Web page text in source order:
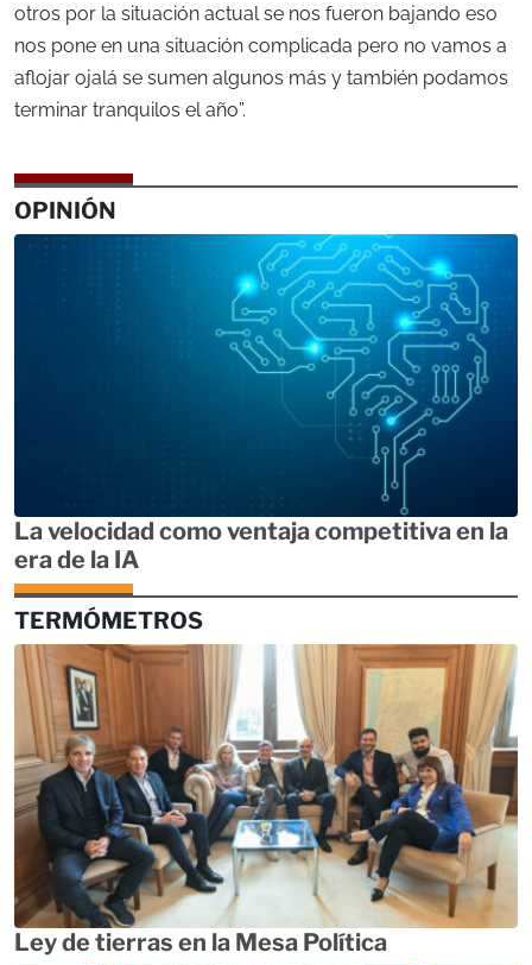
otros por la situación actual se nos fueron bajando eso
nos pone en una situación complicada pero no vamos a
aflojar ojalá se sumen algunos más y también podamos
terminar tranquilos el año”.
OPINIÓN
La velocidad como ventaja competitiva en la
era de la IA
TERMÓMETROS
Ley de tierras en la Mesa Política